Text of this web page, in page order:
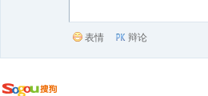
表情 辩论